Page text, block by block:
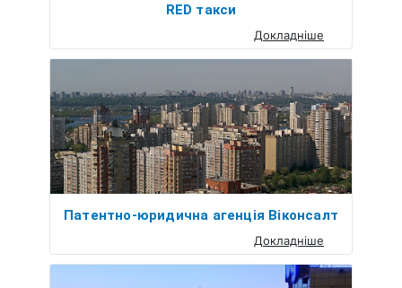
RED такси
Докладніше
Патентно-юридична агенція Віконсалт
Докладніше